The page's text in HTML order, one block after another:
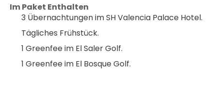
Im Paket Enthalten
3 Übernachtungen im SH Valencia Palace Hotel.
Tägliches Frühstück.
1 Greenfee im El Saler Golf.
1 Greenfee im El Bosque Golf.